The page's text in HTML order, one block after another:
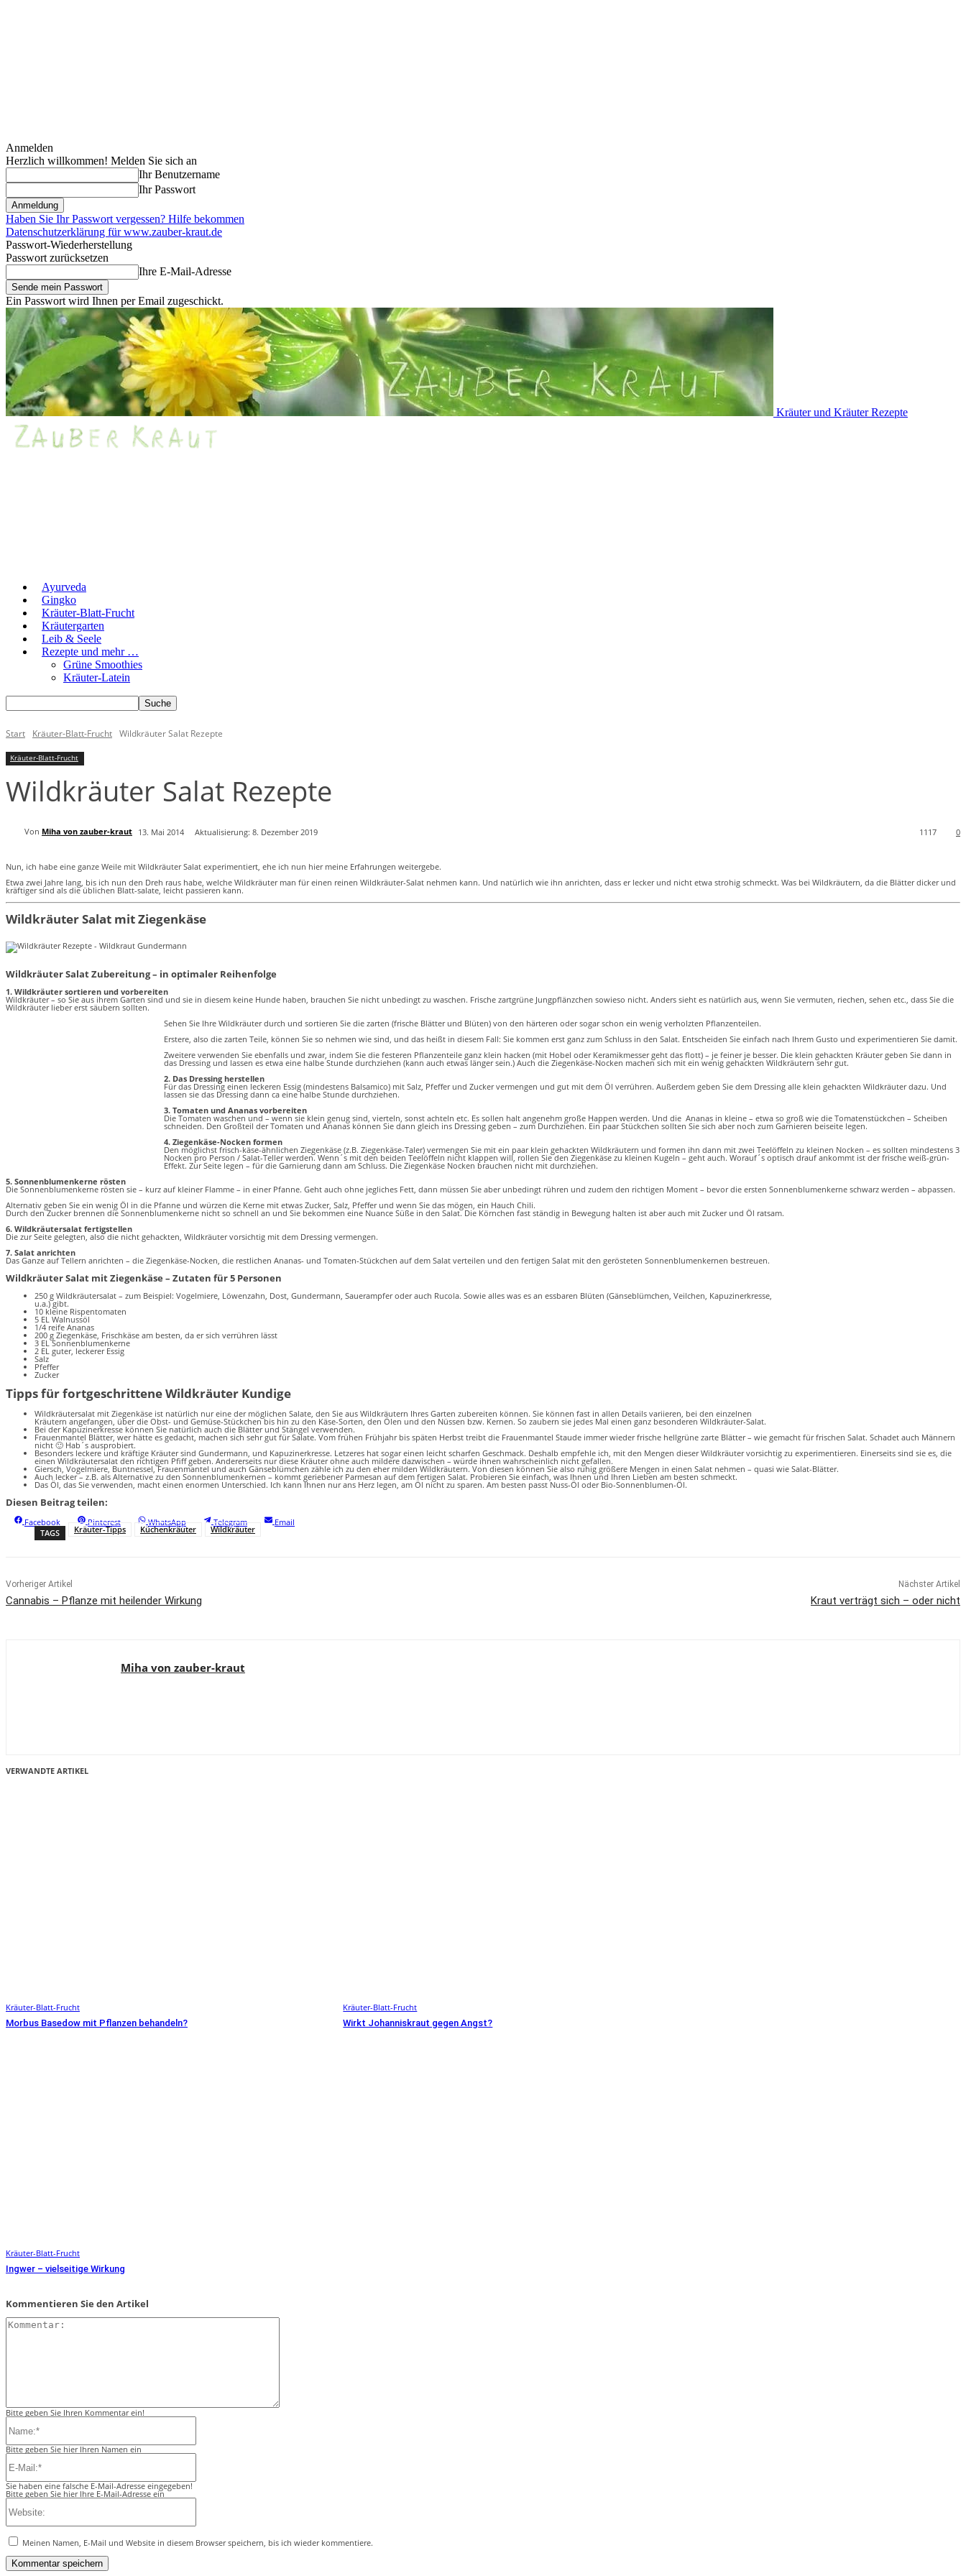
Anmelden
Herzlich willkommen! Melden Sie sich an
Ihr Benutzername
Ihr Passwort
Haben Sie Ihr Passwort vergessen? Hilfe bekommen
Datenschutzerklärung für www.zauber-kraut.de
Passwort-Wiederherstellung
Passwort zurücksetzen
Ihre E-Mail-Adresse
Ein Passwort wird Ihnen per Email zugeschickt.
Kräuter und Kräuter Rezepte
Ayurveda
Gingko
Kräuter-Blatt-Frucht
Kräutergarten
Leib & Seele
Rezepte und mehr …
Grüne Smoothies
Kräuter-Latein
Start Kräuter-Blatt-Frucht Wildkräuter Salat Rezepte
Kräuter-Blatt-Frucht
Wildkräuter Salat Rezepte
Von Miha von zauber-kraut 13. Mai 2014 Aktualisierung: 8. Dezember 2019 0
1117
Nun, ich habe eine ganze Weile mit Wildkräuter Salat experimentiert, ehe ich nun hier meine Erfahrungen weitergebe.
Etwa zwei Jahre lang, bis ich nun den Dreh raus habe, welche Wildkräuter man für einen reinen Wildkräuter-Salat nehmen kann. Und natürlich wie ihn anrichten, dass er lecker und nicht etwa strohig schmeckt. Was bei Wildkräutern, da die Blätter dicker und
kräftiger sind als die üblichen Blatt-salate, leicht passieren kann.
Wildkräuter Salat mit Ziegenkäse
Wildkräuter Salat Zubereitung – in optimaler Reihenfolge
1. Wildkräuter sortieren und vorbereiten
Wildkräuter – so Sie aus ihrem Garten sind und sie in diesem keine Hunde haben, brauchen Sie nicht unbedingt zu waschen. Frische zartgrüne Jungpflänzchen sowieso nicht. Anders sieht es natürlich aus, wenn Sie vermuten, riechen, sehen etc., dass Sie die
Wildkräuter lieber erst säubern sollten.
Sehen Sie Ihre Wildkräuter durch und sortieren Sie die zarten (frische Blätter und Blüten) von den härteren oder sogar schon ein wenig verholzten Pflanzenteilen.
Erstere, also die zarten Teile, können Sie so nehmen wie sind, und das heißt in diesem Fall: Sie kommen erst ganz zum Schluss in den Salat. Entscheiden Sie einfach nach Ihrem Gusto und experimentieren Sie damit.
Zweitere verwenden Sie ebenfalls und zwar, indem Sie die festeren Pflanzenteile ganz klein hacken (mit Hobel oder Keramikmesser geht das flott) – je feiner je besser. Die klein gehackten Kräuter geben Sie dann in
das Dressing und lassen es etwa eine halbe Stunde durchziehen (kann auch etwas länger sein.) Auch die Ziegenkäse-Nocken machen sich mit ein wenig gehackten Wildkräutern sehr gut.
2. Das Dressing herstellen
Für das Dressing einen leckeren Essig (mindestens Balsamico) mit Salz, Pfeffer und Zucker vermengen und gut mit dem Öl verrühren. Außerdem geben Sie dem Dressing alle klein gehackten Wildkräuter dazu. Und
lassen sie das Dressing dann ca eine halbe Stunde durchziehen.
3. Tomaten und Ananas vorbereiten
Die Tomaten waschen und – wenn sie klein genug sind, vierteln, sonst achteln etc. Es sollen halt angenehm große Happen werden. Und die Ananas in kleine – etwa so groß wie die Tomatenstückchen – Scheiben
schneiden. Den Großteil der Tomaten und Ananas können Sie dann gleich ins Dressing geben – zum Durchziehen. Ein paar Stückchen sollten Sie sich aber noch zum Garnieren beiseite legen.
4. Ziegenkäse-Nocken formen
Den möglichst frisch-käse-ähnlichen Ziegenkäse (z.B. Ziegenkäse-Taler) vermengen Sie mit ein paar klein gehackten Wildkräutern und formen ihn dann mit zwei Teelöffeln zu kleinen Nocken – es sollten mindestens 3
Nocken pro Person / Salat-Teller werden. Wenn´s mit den beiden Teelöffeln nicht klappen will, rollen Sie den Ziegenkäse zu kleinen Kugeln – geht auch. Worauf´s optisch drauf ankommt ist der frische weiß-grün-
Effekt. Zur Seite legen – für die Garnierung dann am Schluss. Die Ziegenkäse Nocken brauchen nicht mit durchziehen.
5. Sonnenblumenkerne rösten
Die Sonnenblumenkerne rösten sie – kurz auf kleiner Flamme – in einer Pfanne. Geht auch ohne jegliches Fett, dann müssen Sie aber unbedingt rühren und zudem den richtigen Moment – bevor die ersten Sonnenblumenkerne schwarz werden – abpassen.
Alternativ geben Sie ein wenig Öl in die Pfanne und würzen die Kerne mit etwas Zucker, Salz, Pfeffer und wenn Sie das mögen, ein Hauch Chili.
Durch den Zucker brennen die Sonnenblumenkerne nicht so schnell an und Sie bekommen eine Nuance Süße in den Salat. Die Körnchen fast ständig in Bewegung halten ist aber auch mit Zucker und Öl ratsam.
6. Wildkräutersalat fertigstellen
Die zur Seite gelegten, also die nicht gehackten, Wildkräuter vorsichtig mit dem Dressing vermengen.
7. Salat anrichten
Das Ganze auf Tellern anrichten – die Ziegenkäse-Nocken, die restlichen Ananas- und Tomaten-Stückchen auf dem Salat verteilen und den fertigen Salat mit den gerösteten Sonnenblumenkernen bestreuen.
Wildkräuter Salat mit Ziegenkäse – Zutaten für 5 Personen
250 g Wildkräutersalat – zum Beispiel: Vogelmiere, Löwenzahn, Dost, Gundermann, Sauerampfer oder auch Rucola. Sowie alles was es an essbaren Blüten (Gänseblümchen, Veilchen, Kapuzinerkresse,
u.a.) gibt.
10 kleine Rispentomaten
5 EL Walnussöl
1/4 reife Ananas
200 g Ziegenkäse, Frischkäse am besten, da er sich verrühren lässt
3 EL Sonnenblumenkerne
2 EL guter, leckerer Essig
Salz
Pfeffer
Zucker
Tipps für fortgeschrittene Wildkräuter Kundige
Wildkräutersalat mit Ziegenkäse ist natürlich nur eine der möglichen Salate, den Sie aus Wildkräutern Ihres Garten zubereiten können. Sie können fast in allen Details variieren, bei den einzelnen
Kräutern angefangen, über die Obst- und Gemüse-Stückchen bis hin zu den Käse-Sorten, den Ölen und den Nüssen bzw. Kernen. So zaubern sie jedes Mal einen ganz besonderen Wildkräuter-Salat.
Bei der Kapuzinerkresse können Sie natürlich auch die Blätter und Stängel verwenden.
Frauenmantel Blätter, wer hätte es gedacht, machen sich sehr gut für Salate. Vom frühen Frühjahr bis späten Herbst treibt die Frauenmantel Staude immer wieder frische hellgrüne zarte Blätter – wie gemacht für frischen Salat. Schadet auch Männern
nicht 🙂 Hab´s ausprobiert.
Besonders leckere und kräftige Kräuter sind Gundermann, und Kapuzinerkresse. Letzeres hat sogar einen leicht scharfen Geschmack. Deshalb empfehle ich, mit den Mengen dieser Wildkräuter vorsichtig zu experimentieren. Einerseits sind sie es, die
einen Wildkräutersalat den richtigen Pfiff geben. Andererseits nur diese Kräuter ohne auch mildere dazwischen – würde ihnen wahrscheinlich nicht gefallen.
Giersch, Vogelmiere, Buntnessel, Frauenmantel und auch Gänseblümchen zähle ich zu den eher milden Wildkräutern. Von diesen können Sie also ruhig größere Mengen in einen Salat nehmen – quasi wie Salat-Blätter.
Auch lecker – z.B. als Alternative zu den Sonnenblumenkernen – kommt geriebener Parmesan auf dem fertigen Salat. Probieren Sie einfach, was Ihnen und Ihren Lieben am besten schmeckt.
Das Öl, das Sie verwenden, macht einen enormen Unterschied. Ich kann Ihnen nur ans Herz legen, am Öl nicht zu sparen. Am besten passt Nuss-Öl oder Bio-Sonnenblumen-Öl.
Diesen Beitrag teilen:
S
hFacebook S
h
a
Pinterest S
h
a
WhatsApp S
h
a
Telegram S
hEmail
TAGS
Kräuter-Tipps Küchenkräuter Wildkräuter
Vorheriger Artikel
Cannabis – Pflanze mit heilender Wirkung
Nächster Artikel
Kraut verträgt sich – oder nicht
Miha von zauber-kraut
VERWANDTE ARTIKEL
Kräuter-Blatt-Frucht
Morbus Basedow mit Pflanzen behandeln?
Kräuter-Blatt-Frucht
Wirkt Johanniskraut gegen Angst?
Kräuter-Blatt-Frucht
Ingwer – vielseitige Wirkung
Kommentieren Sie den Artikel
Kommentar:
Bitte geben Sie Ihren Kommentar ein!
Name:*
Bitte geben Sie hier Ihren Namen ein
E-
Sie haben eine falsche E-Mail-Adresse eingegeben!
Bitte geben Sie hier Ihre E-Mail-Adresse ein
Website:
Meinen Namen, E-Mail und Website in diesem Browser speichern, bis ich wieder kommentiere.